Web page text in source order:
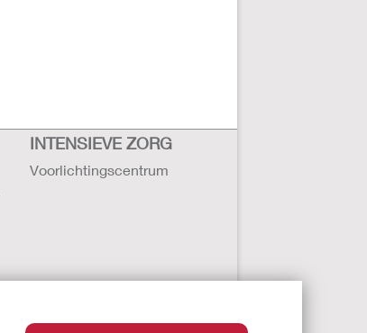
INTENSIEVE ZORG
Voorlichtingscentrum